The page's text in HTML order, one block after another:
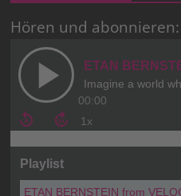
Hören und abonnieren: